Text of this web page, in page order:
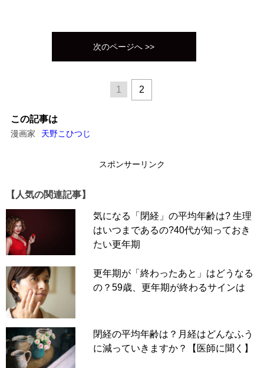
次のページへ >>
1 2
この記事は
漫画家 天野こひつじ
スポンサーリンク
【人気の関連記事】
気になる「閉経」の平均年齢は? 生理
はいつまであるの?40代が知っておき
たい更年期
更年期が「終わったあと」はどうなる
の？59歳、更年期が終わるサインは
閉経の平均年齢は？月経はどんなふう
に減っていきますか？【医師に聞く】